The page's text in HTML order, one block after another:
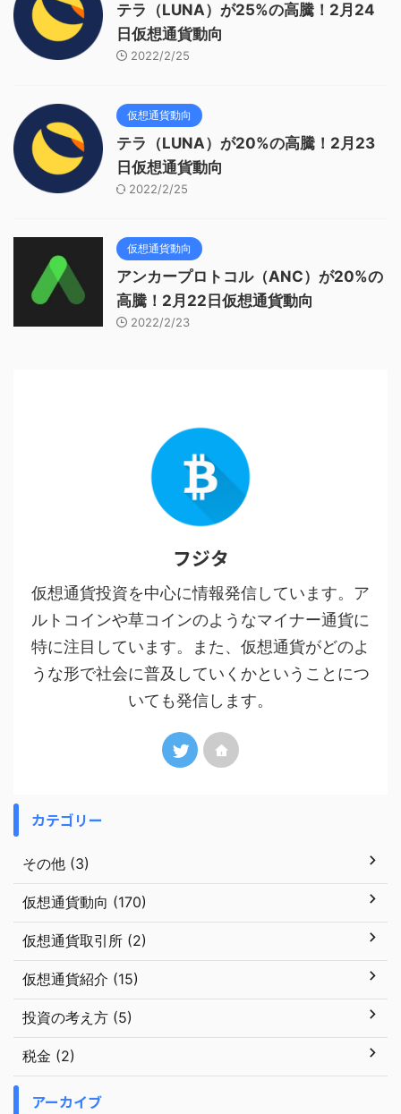
テラ（LUNA）が25%の高騰！2月24
日仮想通貨動向
2022/2/25
仮想通貨動向
テラ（LUNA）が20%の高騰！2月23
日仮想通貨動向
2022/2/25
仮想通貨動向
アンカープロトコル（ANC）が20%の
高騰！2月22日仮想通貨動向
2022/2/23
フジタ
仮想通貨投資を中心に情報発信しています。ア
ルトコインや草コインのようなマイナー通貨に
特に注目しています。また、仮想通貨がどのよ
うな形で社会に普及していくかということにつ
いても発信します。
カテゴリー
その他 (3)
仮想通貨動向 (170)
仮想通貨取引所 (2)
仮想通貨紹介 (15)
投資の考え方 (5)
税金 (2)
アーカイブ